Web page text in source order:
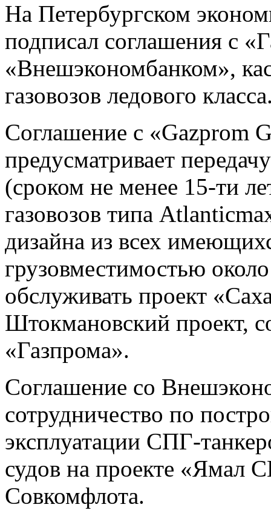
На Петербургском
подписал соглашения с
«Внешэкономбанком»,
газовозов ледового
Соглашение с «Gazprom
предусматривает
(сроком не менее 15-ти
газовозов типа
дизайна из всех
грузовместимостью
обслуживать проект
Штокмановский проект,
«Газпрома».
Соглашение со
сотрудничество по
эксплуатации СПГ-
судов на проекте «Ямал
Совкомфлота.